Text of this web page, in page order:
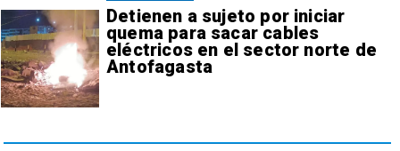
Detienen a sujeto por iniciar
quema para sacar cables
eléctricos en el sector norte de
Antofagasta